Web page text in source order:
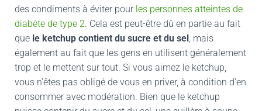
des condiments à éviter pour les personnes atteintes de
diabète de type 2. Cela est peut-être dû en partie au fait
que le ketchup contient du sucre et du sel , mais
également au fait que les gens en utilisent généralement
trop et le mettent sur tout. Si vous aimez le ketchup,
vous n’êtes pas obligé de vous en priver, à condition d’en
consommer avec modération. Bien que le ketchup